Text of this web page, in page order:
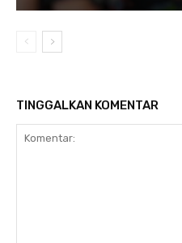
TINGGALKAN KOMENTAR